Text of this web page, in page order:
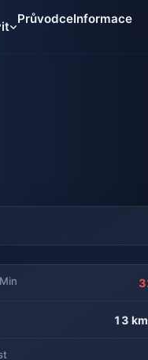
PrůvodceInformace
13